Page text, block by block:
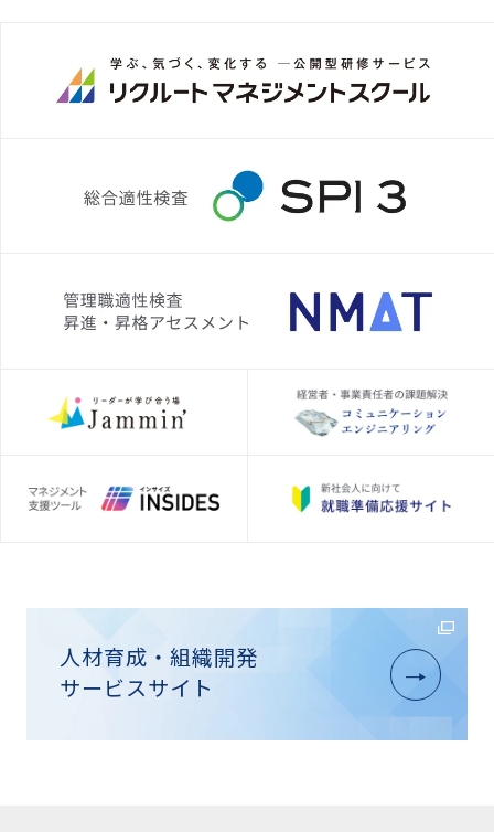
人材育成・組織開発
サービスサイト